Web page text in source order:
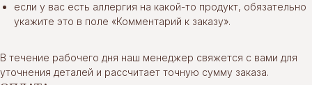
если у вас есть аллергия на какой-то продукт, обязательно
укажите это в поле «Комментарий к заказу».
В течение рабочего дня наш менеджер свяжется с вами для
уточнения деталей и рассчитает точную сумму заказа.